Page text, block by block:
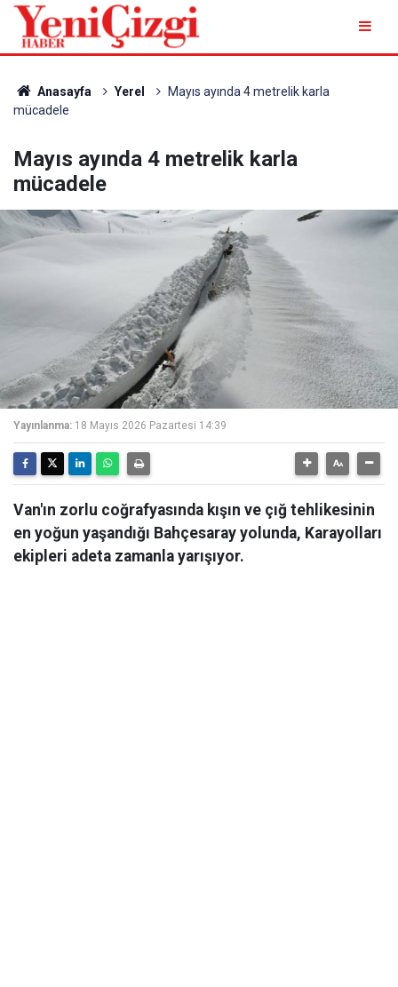
Anasayfa Yerel
Mayıs ayında 4 metrelik karla
mücadele
Mayıs ayında 4 metrelik karla
mücadele
Yayınlanma: 18 Mayıs 2026 Pazartesi 14:39
Van'ın zorlu coğrafyasında kışın ve çığ tehlikesinin
en yoğun yaşandığı Bahçesaray yolunda, Karayolları
ekipleri adeta zamanla yarışıyor.